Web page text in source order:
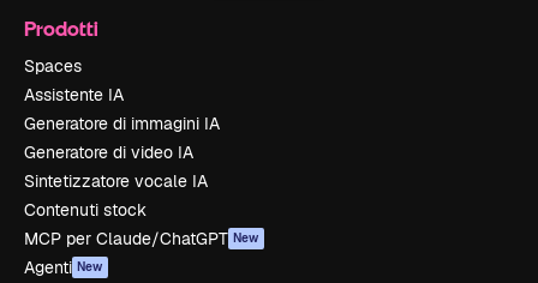
Prodotti
Spaces
Assistente IA
Generatore di immagini IA
Generatore di video IA
Sintetizzatore vocale IA
Contenuti stock
MCP per Claude/ChatGPT New
Agenti New